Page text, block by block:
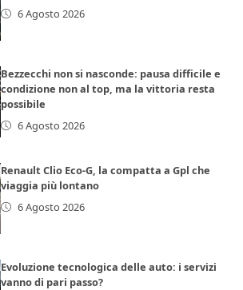
6 Agosto 2026
Bezzecchi non si nasconde: pausa difficile e
condizione non al top, ma la vittoria resta
possibile
6 Agosto 2026
Renault Clio Eco-G, la compatta a Gpl che
viaggia più lontano
6 Agosto 2026
Evoluzione tecnologica delle auto: i servizi
vanno di pari passo?